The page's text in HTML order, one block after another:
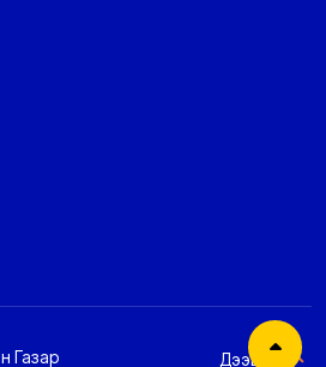
Газар Дээшээ